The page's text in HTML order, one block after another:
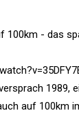
100km - das
1989,
auf 100km